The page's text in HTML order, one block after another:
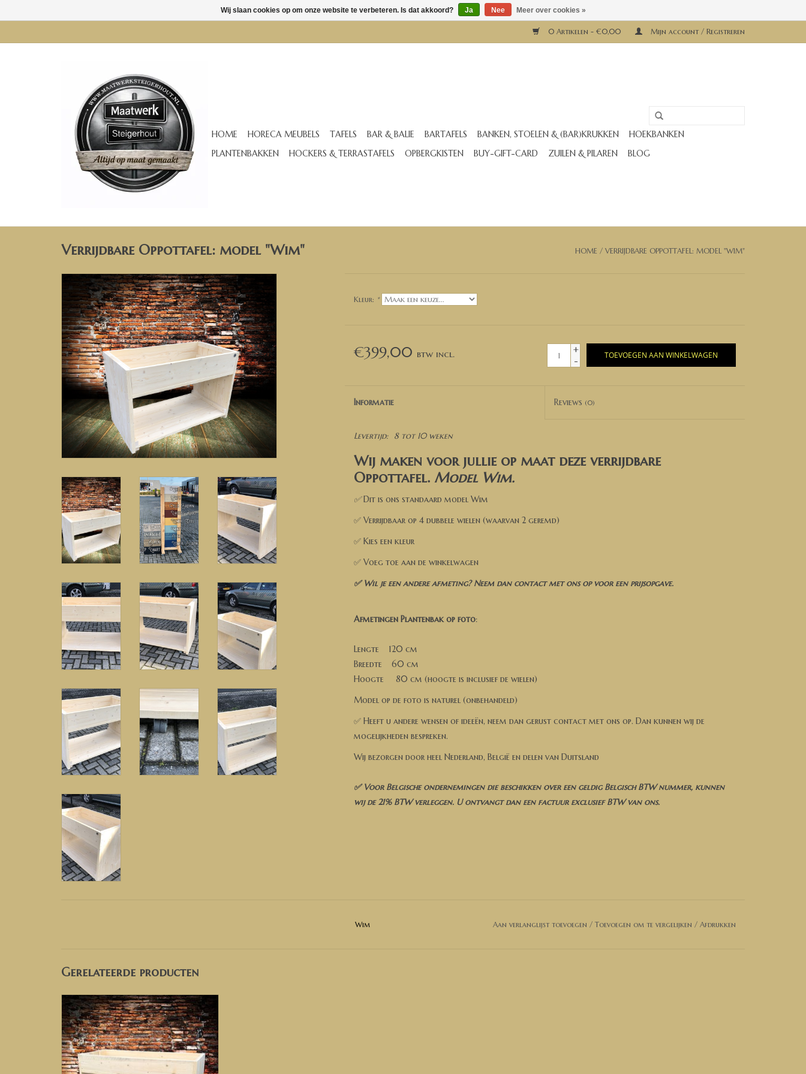
0 Artikelen - €0,00 Mijn account / Registreren
HOME HORECA MEUBELS TAFELS BAR & BALIE BARTAFELS BANKEN, STOELEN & (BAR)KRUKKEN
HOEKBANKEN
PLANTENBAKKEN
HOCKERS & TERRASTAFELS OPBERGKISTEN BUY-GIFT-CARD ZUILEN & PILAREN BLOG
Verrijdbare Oppottafel: model "Wim" HOME / VERRIJDBARE OPPOTTAFEL: MODEL "WIM"
Kleur: *
€399,00
+
-
TOEVOEGEN AAN WINKELWAGEN
Informatie Reviews (0)
Levertijd: 8 tot 10 weken
Wij maken voor jullie op maat deze verrijdbare
Oppottafel. Model Wim.
✅Dit is ons standaard model Wim
✅ Verrijdbaar op 4 dubbele wielen (waarvan 2 geremd)
✅ Kies een kleur
✅ Voeg toe aan de winkelwagen
✅ Wil je een andere afmeting? Neem dan contact met ons op voor een prijsopgave.
Afmetingen Plantenbak op foto:
Lengte 120 cm
Breedte 60 cm
Hoogte 80 cm (hoogte is inclusief de wielen)
Model op de foto is naturel (onbehandeld)
✅ Heeft u andere wensen of ideeën, neem dan gerust contact met ons op. Dan kunnen wij de
mogelijkheden bespreken.
Wij bezorgen door heel Nederland, België en delen van Duitsland
✅ Voor Belgische ondernemingen die beschikken over een geldig Belgisch BTW nummer, kunnen
wij de 21% BTW verleggen. U ontvangt dan een factuur exclusief BTW van ons.
Wim Aan verlanglijst toevoegen / Toevoegen om te vergelijken / Afdrukken
Gerelateerde producten
Oppottafel van steigerhout, plantentafel
van steigerhout, steigerhouten werktafel,
tuintafel van steigerhout, tafel voor in
de tuinkas, bloemkas tafel,
TOEVOEGEN AAN WINKELWAGEN
Wij slaan cookies op om onze website te verbeteren. Is dat akkoord? Ja Nee Meer over cookies »